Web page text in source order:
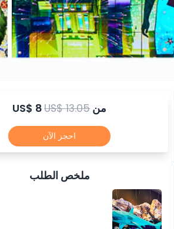
من US$ 8US$ 13.05
احجز الآن
ملخص الطلب